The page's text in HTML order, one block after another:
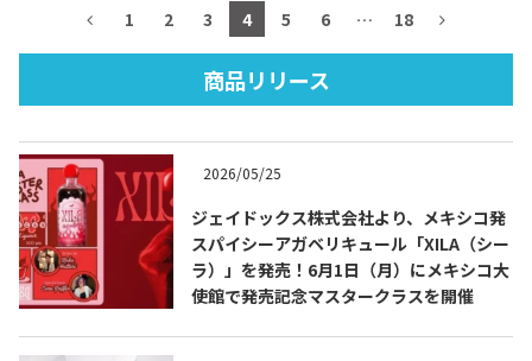
テキーラマップ
2022
2023
メキシコ旅行
応援メッセージ
トピックス
テキーラ＆メスカルが飲めるバー＆レストラン
テキーラのつくり方
1 2 3 4 5 6 … 18
商品リリース
2026/05/25
ジェイドックス株式会社より、メキシコ発
スパイシーアガベリキュール「XILA（シー
ラ）」を発売！6月1日（月）にメキシコ大
使館で発売記念マスタークラスを開催